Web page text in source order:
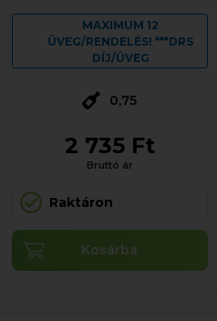
MAXIMUM 12
ÜVEG/RENDELÉS! ***DRS
DÍJ/ÜVEG
0,75
2 735 Ft
Bruttó ár
Raktáron
Kosárba